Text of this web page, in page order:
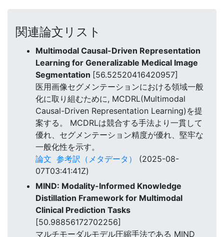
関連論文リスト
Multimodal Causal-Driven Representation
Learning for Generalizable Medical Image
Segmentation [56.52520416420957]
医用画像セグメンテーションにおける領域一般
化に取り組むために, MCDRL(Multimodal
Causal-Driven Representation Learning)を提
案する。 MCDRLは競合する手法より一貫して
優れ、セグメンテーション精度が優れ、堅牢な
一般化性を示す。
論文 参考訳（メタデータ）
(2025-08-
07T03:41:41Z)
MIND: Modality-Informed Knowledge
Distillation Framework for Multimodal
Clinical Prediction Tasks
[50.98856172702256]
マルチモーダルモデル圧縮手法である MIND